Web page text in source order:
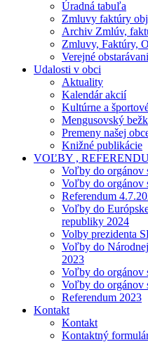
Úradná tabuľa
Zmluvy faktúry
Archiv Zmlúv,
Zmluvy, Faktúry,
Verejné
Udalosti v obci
Aktuality
Kalendár akcií
Kultúrne a
Mengusovský
Premeny našej
Knižné publikácie
VOĽBY ,
Voľby do orgánov
Voľby do orgánov
Referendum
Voľby do
republiky 2024
Volby prezidenta
Voľby do
2023
Voľby do orgánov
Voľby do orgánov
Referendum 2023
Kontakt
Kontakt
Kontaktný